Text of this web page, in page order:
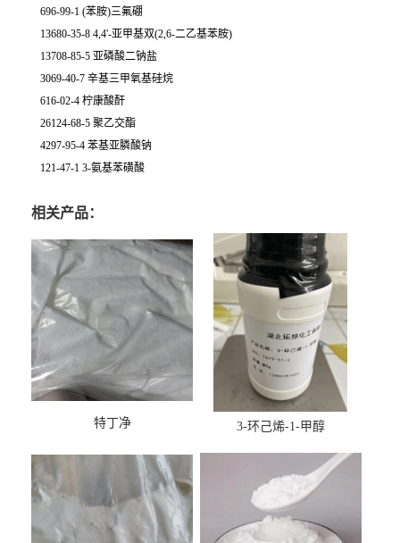
696-99-1 (苯胺)三氟硼
13680-35-8 4,4'-亚甲基双(2,6-二乙基苯胺)
13708-85-5 亚磷酸二钠盐
3069-40-7 辛基三甲氧基硅烷
616-02-4 柠康酸酐
26124-68-5 聚乙交酯
4297-95-4 苯基亚膦酸钠
121-47-1 3-氨基苯磺酸
相关产品：
特丁净 3-环己烯-1-甲醇